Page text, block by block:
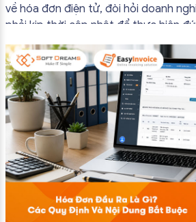
về hóa đơn điện tử, đòi hỏi doanh
phải kịp thời cập nhật để thực hiện
bài viết này, hóa đơn điện tử
trường hợp hóa đơn điện tử không